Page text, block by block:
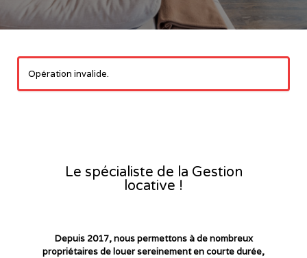
Opération invalide.
Le spécialiste de la Gestion
locative !
Depuis 2017, nous permettons à de nombreux
propriétaires de louer sereinement en courte durée,